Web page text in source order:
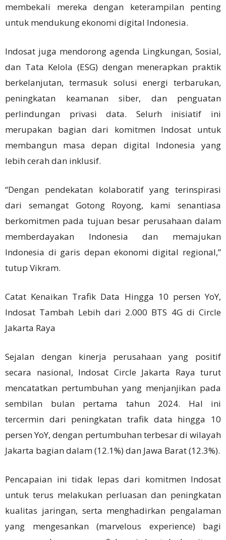
membekali mereka dengan keterampilan penting
untuk mendukung ekonomi digital Indonesia.
Indosat juga mendorong agenda Lingkungan, Sosial,
dan Tata Kelola (ESG) dengan menerapkan praktik
berkelanjutan, termasuk solusi energi terbarukan,
peningkatan keamanan siber, dan penguatan
perlindungan privasi data. Selurh inisiatif ini
merupakan bagian dari komitmen Indosat untuk
membangun masa depan digital Indonesia yang
lebih cerah dan inklusif.
“Dengan pendekatan kolaboratif yang terinspirasi
dari semangat Gotong Royong, kami senantiasa
berkomitmen pada tujuan besar perusahaan dalam
memberdayakan Indonesia dan memajukan
Indonesia di garis depan ekonomi digital regional,”
tutup Vikram.
Catat Kenaikan Trafik Data Hingga 10 persen YoY,
Indosat Tambah Lebih dari 2.000 BTS 4G di Circle
Jakarta Raya
Sejalan dengan kinerja perusahaan yang positif
secara nasional, Indosat Circle Jakarta Raya turut
mencatatkan pertumbuhan yang menjanjikan pada
sembilan bulan pertama tahun 2024. Hal ini
tercermin dari peningkatan trafik data hingga 10
persen YoY, dengan pertumbuhan terbesar di wilayah
Jakarta bagian dalam (12.1%) dan Jawa Barat (12.3%).
Pencapaian ini tidak lepas dari komitmen Indosat
untuk terus melakukan perluasan dan peningkatan
kualitas jaringan, serta menghadirkan pengalaman
yang mengesankan (marvelous experience) bagi